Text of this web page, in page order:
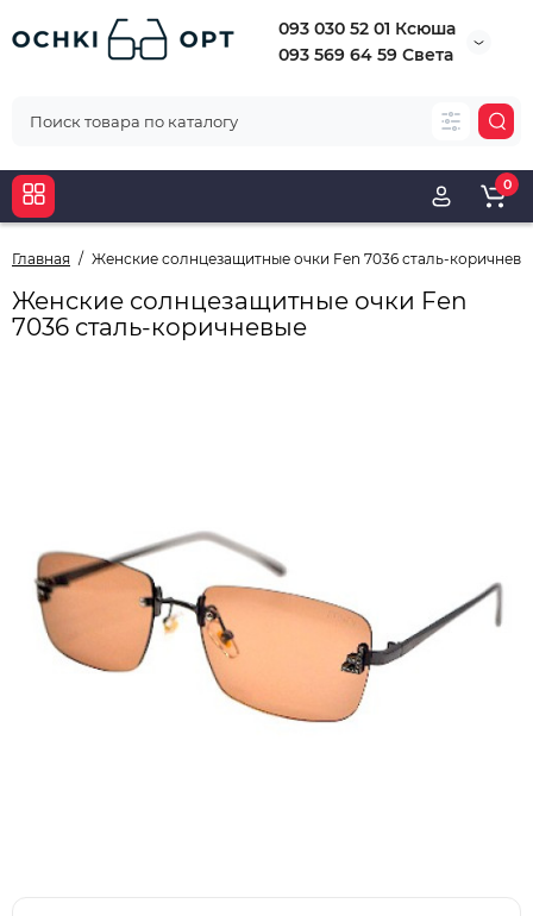
093 030 52 01 Ксюша
093 569 64 59 Света
0
Главная Женские солнцезащитные очки Fen 7036 сталь-
Женские солнцезащитные очки Fen
7036 сталь-коричневые